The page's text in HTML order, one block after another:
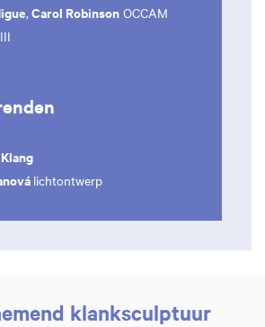
, Carol Robinson OCCAM
lichtontwerp
klanksculptuur